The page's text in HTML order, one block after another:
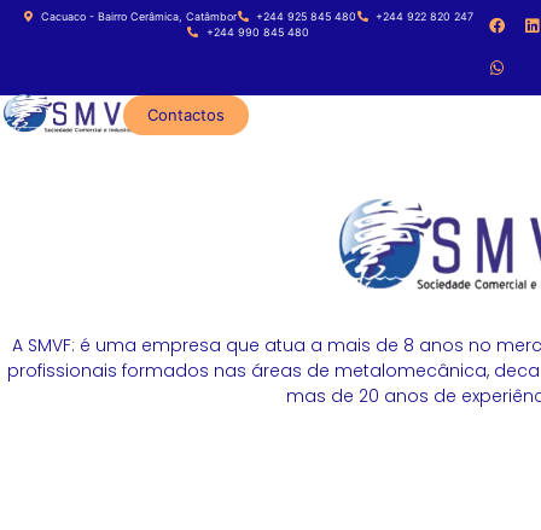
Cacuaco - Bairro Cerâmica, Catâmbor +244 925 845 480
+244 922 820 247
+244 990 845 480
Contactos
A SMVF: é uma empresa que atua a mais de 8 anos no
profissionais formados nas áreas de metalomecânica,
mas de 20 anos de